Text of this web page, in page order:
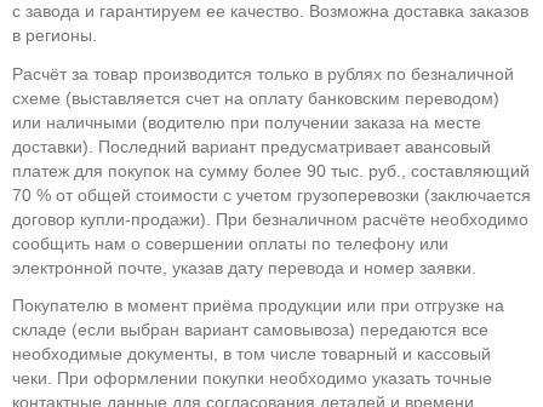
с завода и гарантируем ее качество. Возможна доставка заказов
в регионы.
Расчёт за товар производится только в рублях по безналичной
схеме (выставляется счет на оплату банковским переводом)
или наличными (водителю при получении заказа на месте
доставки). Последний вариант предусматривает авансовый
платеж для покупок на сумму более 90 тыс. руб., составляющий
70 % от общей стоимости с учетом грузоперевозки (заключается
договор купли-продажи). При безналичном расчёте необходимо
сообщить нам о совершении оплаты по телефону или
электронной почте, указав дату перевода и номер заявки.
Покупателю в момент приёма продукции или при отгрузке на
складе (если выбран вариант самовывоза) передаются все
необходимые документы, в том числе товарный и кассовый
чеки. При оформлении покупки необходимо указать точные
контактные данные для согласования деталей и времени